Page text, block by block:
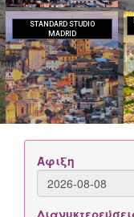
STANDARD STUDIO
MADRID